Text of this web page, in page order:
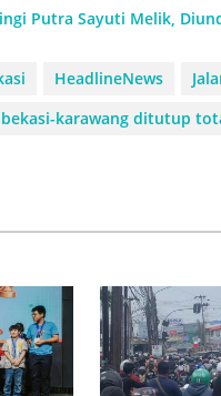
Putra Sayuti Melik,
HeadlineNews
karawang ditutup